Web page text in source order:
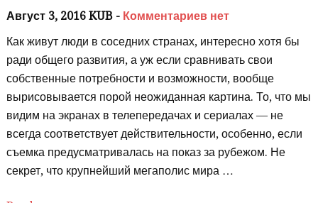
Август 3, 2016 KUB - Комментариев нет
Как живут люди в соседних странах, интересно хотя бы
ради общего развития, а уж если сравнивать свои
собственные потребности и возможности, вообще
вырисовывается порой неожиданная картина. То, что мы
видим на экранах в телепередачах и сериалах — не
всегда соответствует действительности, особенно, если
съемка предусматривалась на показ за рубежом. Не
секрет, что крупнейший мегаполис мира …